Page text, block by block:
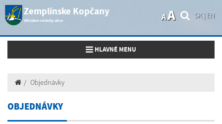
Zemplínske Kopčany
Oficiálne stránky obce
SK| EN
AA
Toggle navigation
HLAVNÉ MENU
Objednávky
OBJEDNÁVKY